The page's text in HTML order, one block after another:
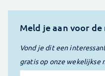
Meld je aan voor
Vond je dit een
gratis op onze wekelijkse